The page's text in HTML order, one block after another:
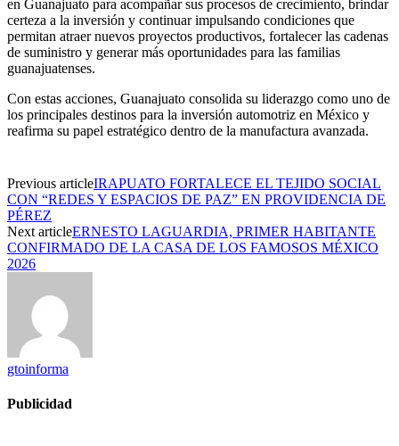
en Guanajuato para acompañar sus procesos de crecimiento, brindar
certeza a la inversión y continuar impulsando condiciones que
permitan atraer nuevos proyectos productivos, fortalecer las cadenas
de suministro y generar más oportunidades para las familias
guanajuatenses.
Con estas acciones, Guanajuato consolida su liderazgo como uno de
los principales destinos para la inversión automotriz en México y
reafirma su papel estratégico dentro de la manufactura avanzada.
Previous articleIRAPUATO FORTALECE EL TEJIDO SOCIAL
CON “REDES Y ESPACIOS DE PAZ” EN PROVIDENCIA DE
PÉREZ
Next articleERNESTO LAGUARDIA, PRIMER HABITANTE
CONFIRMADO DE LA CASA DE LOS FAMOSOS MÉXICO
2026
gtoinforma
Publicidad